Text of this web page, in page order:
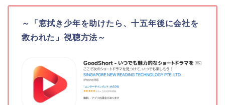
～「窓拭き少年を助けたら、十五年後に会社を
救われた」視聴方法～